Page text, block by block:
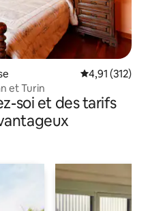
Évaluation
4,91 (312)
et Turin
soi et des tarifs